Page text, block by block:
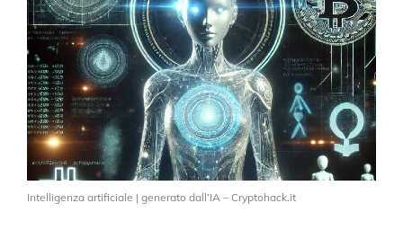
Intelligenza artificiale | generato dall’IA – Cryptohack.it